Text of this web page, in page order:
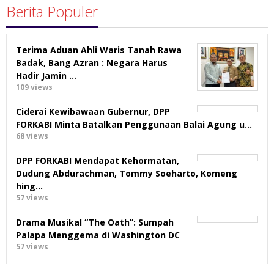
Berita Populer
Terima Aduan Ahli Waris Tanah Rawa
Badak, Bang Azran : Negara Harus
Hadir Jamin …
109 views
Ciderai Kewibawaan Gubernur, DPP
FORKABI Minta Batalkan Penggunaan Balai Agung u…
68 views
DPP FORKABI Mendapat Kehormatan,
Dudung Abdurachman, Tommy Soeharto, Komeng
hing…
57 views
Drama Musikal “The Oath”: Sumpah
Palapa Menggema di Washington DC
57 views